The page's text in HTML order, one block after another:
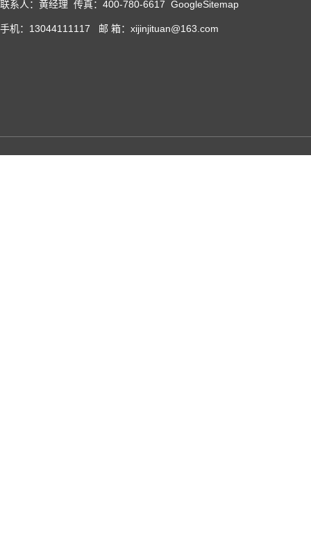
联系人：黄经理 传真：400-780-6617 GoogleSitemap
手机：13044111117 邮 箱：xijinjituan@163.com